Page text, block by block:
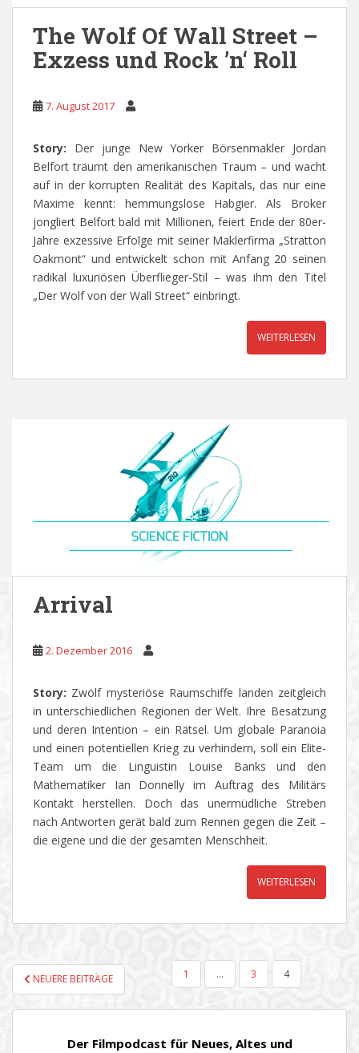
The Wolf Of Wall Street –
Exzess und Rock ’n‘ Roll
7. August 2017
Story: Der junge New Yorker Börsenmakler Jordan
Belfort träumt den amerikanischen Traum – und wacht
auf in der korrupten Realität des Kapitals, das nur eine
Maxime kennt: hemmungslose Habgier. Als Broker
jongliert Belfort bald mit Millionen, feiert Ende der 80er-
Jahre exzessive Erfolge mit seiner Maklerfirma „Stratton
Oakmont“ und entwickelt schon mit Anfang 20 seinen
radikal luxuriösen Überflieger-Stil – was ihm den Titel
„Der Wolf von der Wall Street“ einbringt.
WEITERLESEN
Arrival
2. Dezember 2016
Story: Zwölf mysteriöse Raumschiffe landen zeitgleich
in unterschiedlichen Regionen der Welt. Ihre Besatzung
und deren Intention – ein Rätsel. Um globale Paranoia
und einen potentiellen Krieg zu verhindern, soll ein Elite-
Team um die Linguistin Louise Banks und den
Mathematiker Ian Donnelly im Auftrag des Militärs
Kontakt herstellen. Doch das unermüdliche Streben
nach Antworten gerät bald zum Rennen gegen die Zeit –
die eigene und die der gesamten Menschheit.
WEITERLESEN
SEITENNUMMERIERUNG
DER
BEITRÄGE
NEUERE BEITRÄGE 1 … 3 4
Der Filmpodcast für Neues, Altes und